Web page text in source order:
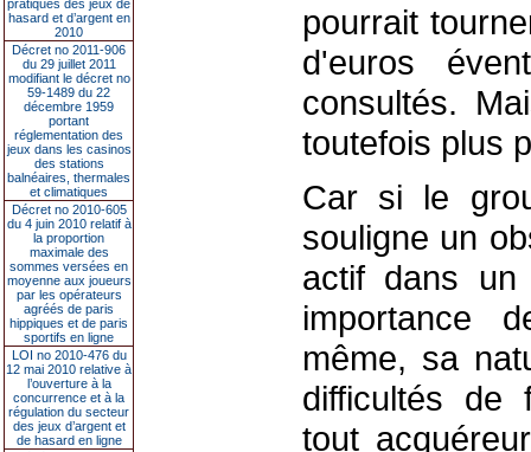
pratiques des jeux de
hasard et d’argent en
2010
Décret no 2011-906
du 29 juillet 2011
modifiant le décret no
59-1489 du 22
décembre 1959
portant
réglementation des
jeux dans les casinos
des stations
balnéaires, thermales
et climatiques
Décret no 2010-605
du 4 juin 2010 relatif à
la proportion
maximale des
sommes versées en
moyenne aux joueurs
par les opérateurs
agréés de paris
hippiques et de paris
sportifs en ligne
LOI no 2010-476 du
12 mai 2010 relative à
l’ouverture à la
concurrence et à la
régulation du secteur
des jeux d’argent et
de hasard en ligne
pourrait
d'euros
consultés.
toutefois plus
Car si le
souligne un
actif dans un
importance
même, sa
difficultés de
tout